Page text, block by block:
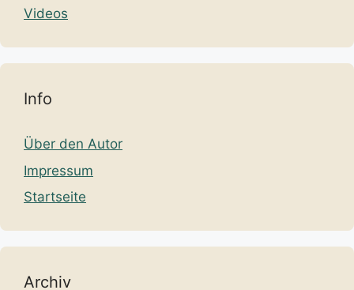
Videos
Info
Über den Autor
Impressum
Startseite
Archiv